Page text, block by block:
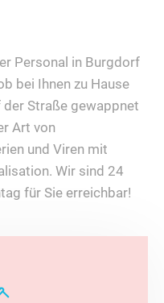
Personal in Burgdorf
bei Ihnen zu Hause
Straße gewappnet
Art von
und Viren mit
Wir sind 24
für Sie erreichbar!